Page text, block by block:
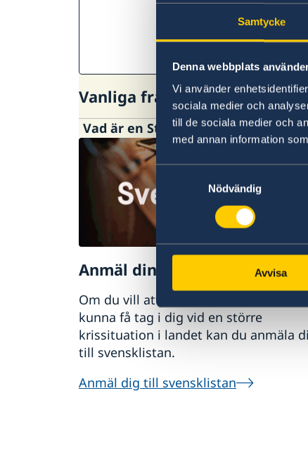
Samtycke
Denna webbplats
Vi använder
sociala medier och
till de sociala medier och
med annan information
Nödvändig
Avvisa
Den 18
se alla nyheter
Vanliga frågor
Vad är en Stockholmsbaserad
De Stockholmsbaserade
representation. Dessa
Kansliet för stöd till mindre
och handläggning av sakfrågor. Det
Läs mer om Elfenbenskusten på
Anmäl din utlandsvistelse
Om du vill att UD eller ambassaden ska
kunna få tag i dig vid en större
krissituation i landet kan du anmäla
till svensklistan.
Anmäl dig till svensklistan